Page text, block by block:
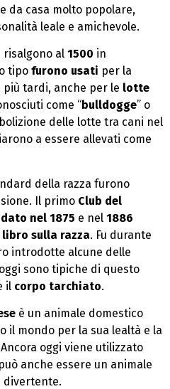
da casa molto popolare,
leale e amichevole.
risalgono al 1500 in
tipo furono usati per la
più tardi, anche per le lotte
come “bulldogge” o
delle lotte tra cani nel
a essere allevati come
della razza furono
Il primo Club del
nel 1875 e nel 1886
sulla razza. Fu durante
introdotte alcune delle
sono tipiche di questo
il corpo tarchiato.
è un animale domestico
il mondo per la sua lealtà e la
oggi viene utilizzato
anche essere un animale
divertente.